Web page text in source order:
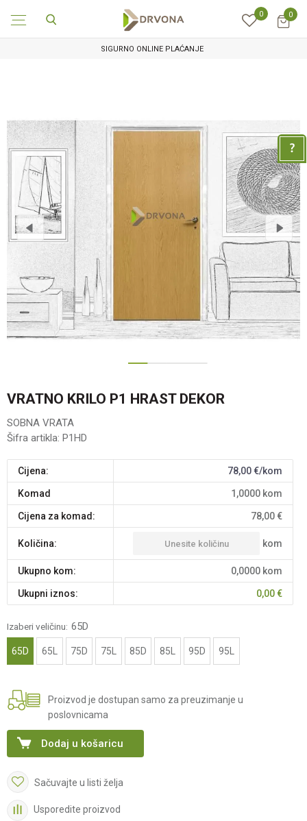
0 0
SIGURNO ONLINE PLAĆANJE
VRATNO KRILO P1 HRAST DEKOR
SOBNA VRATA
Šifra artikla: P1HD
Cijena: 78,00€/kom
komad 1,0000 kom
Cijena za komad: 78,00€
Količina: kom
Ukupno kom: 0,0000 kom
Ukupni iznos: 0,00€
Izaberi veličinu: 65D
65D 65L 75D 75L 85D 85L 95D 95L
Proizvod je dostupan samo za preuzimanje u
poslovnicama
Dodaj u košaricu
Sačuvajte u listi želja
Usporedite proizvod